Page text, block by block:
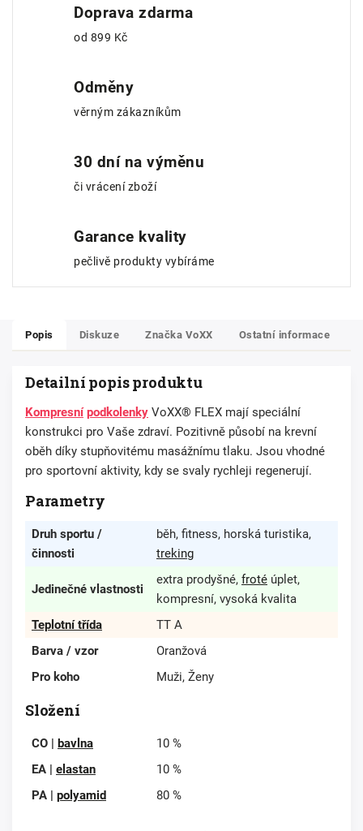
Doprava zdarma
od 899 Kč
Odměny
věrným zákazníkům
30 dní na výměnu
či vrácení zboží
Garance kvality
pečlivě produkty vybíráme
Popis Diskuze Značka VoXX Ostatní informace
Detailní popis produktu
Kompresní podkolenky VoXX® FLEX mají speciální
konstrukci pro Vaše zdraví. Pozitivně působí na krevní
oběh díky stupňovitému masážnímu tlaku. Jsou vhodné
pro sportovní aktivity, kdy se svaly rychleji regenerují.
Parametry
Druh sportu /
činnosti
běh, fitness, horská turistika,
treking
Jedinečné vlastnosti
extra prodyšné, froté úplet,
kompresní, vysoká kvalita
Teplotní třída
TT A
Barva / vzor
Oranžová
Pro koho
Muži, Ženy
Složení
CO | bavlna
10 %
EA | elastan
10 %
PA | polyamid 80 %